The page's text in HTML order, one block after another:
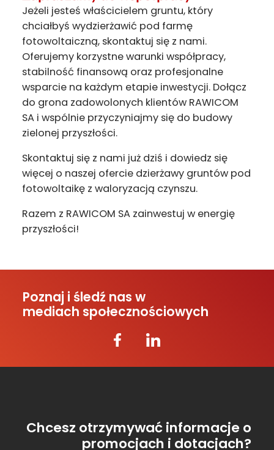
Jeżeli jesteś właścicielem gruntu, który
chciałbyś wydzierżawić pod farmę
fotowoltaiczną, skontaktuj się z nami.
Oferujemy korzystne warunki współpracy,
stabilność finansową oraz profesjonalne
wsparcie na każdym etapie inwestycji. Dołącz
do grona zadowolonych klientów RAWICOM
SA i wspólnie przyczyniajmy się do budowy
zielonej przyszłości.
Skontaktuj się z nami już dziś i dowiedz się
więcej o naszej ofercie dzierżawy gruntów pod
fotowoltaikę z waloryzacją czynszu.
Razem z RAWICOM SA zainwestuj w energię
przyszłości!
Poznaj i śledź nas w
mediach społecznościowych
Chcesz otrzymywać informacje o
promocjach i dotacjach?